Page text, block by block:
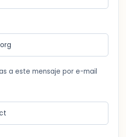
a este mensaje por e-mail